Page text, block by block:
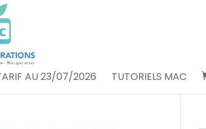
AU 23/07/2026 TUTORIELS MAC